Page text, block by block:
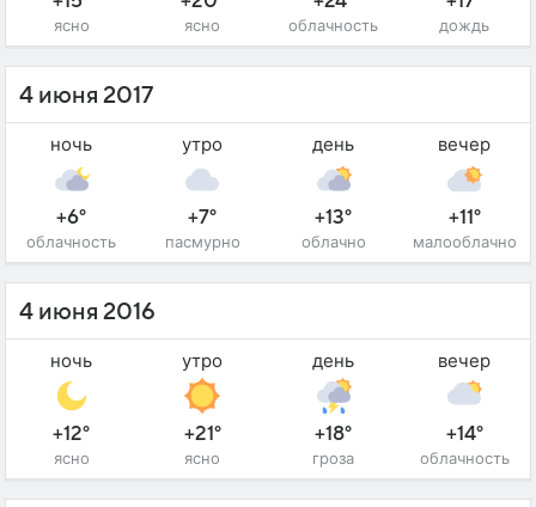
ясно ясно облачность дождь
4 июня 2017
ночь
+6°
облачность
утро
+7°
пасмурно
день
+13°
облачно
вечер
+11°
малооблачно
4 июня 2016
ночь
+12°
ясно
утро
+21°
ясно
день
+18°
гроза
вечер
+14°
облачность